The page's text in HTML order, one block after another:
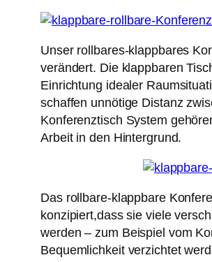
Unser rollbares-klappbares
verändert. Die klappbaren
Einrichtung idealer
schaffen unnötige Distanz
Konferenztisch System
Arbeit in den Hintergrund.
Das rollbare-klappbare
konzipiert,dass sie viele
werden – zum Beispiel vom
Bequemlichkeit verzichtet